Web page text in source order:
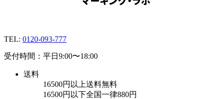
TEL: 0120-093-777
受付時間：平日9:00〜18:00
送料
16500円以上送料無料
16500円以下全国一律880円